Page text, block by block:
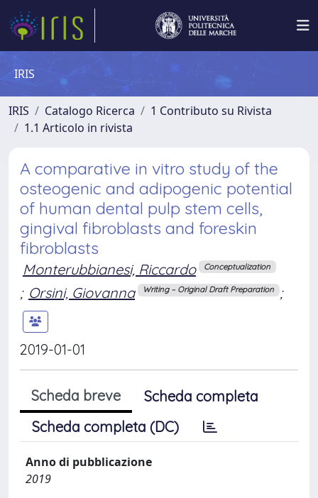
IRIS
IRIS Catalogo Ricerca
1 Contributo su Rivista
1.1 Articolo in rivista
A comparative in vitro study of the
osteogenic and adipogenic potential
of human dental pulp stem cells,
gingival fibroblasts and foreskin
fibroblasts
Monterubbianesi, Riccardo Conceptualization
; Orsini, Giovanna Writing – Original Draft Preparation ;
2019-01-01
Scheda breve
Scheda completa
Scheda completa (DC)
Anno di pubblicazione
2019